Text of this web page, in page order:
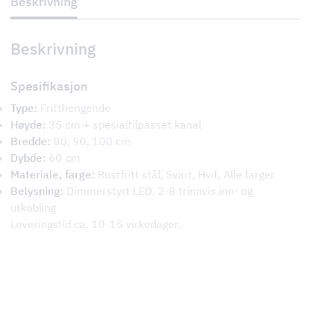
Beskrivning
Spesifikasjon
Type: Fritthengende
Høyde: 35 cm + spesialtilpasset kanal
Bredde: 80, 90, 100 cm
Dybde: 60 cm
Materiale, farge: Rustfritt stål, Svart, Hvit, Alle farger
Belysning: Dimmerstyrt LED, 2-8 trinnvis inn- og
utkobling
Leveringstid ca. 10-15 virkedager.